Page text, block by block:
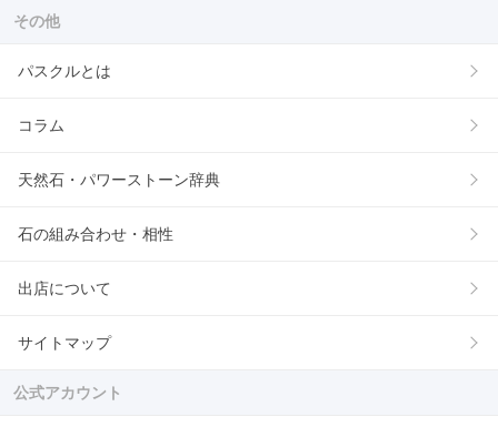
その他
パスクルとは
コラム
天然石・パワーストーン辞典
石の組み合わせ・相性
出店について
サイトマップ
公式アカウント